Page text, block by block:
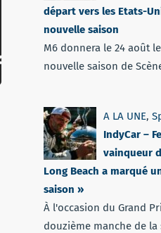
départ vers les Etats-
nouvelle saison
M6 donnera le 24 août
nouvelle saison de
A LA UNE,
IndyCar –
vainqueur
Long Beach a marqué
saison »
À l'occasion du Grand
douzième manche de la